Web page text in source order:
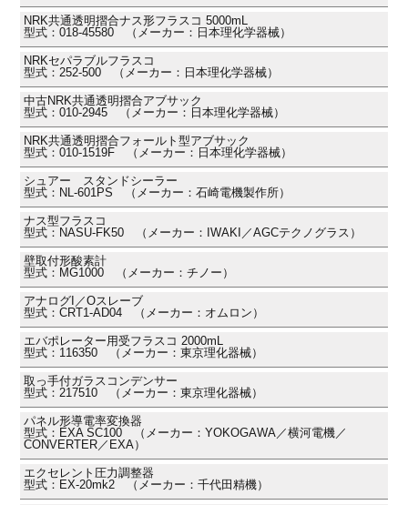
NRK共通透明摺合ナス形フラスコ 5000mL
型式：018-45580 （メーカー：日本理化学器械）
NRKセパラブルフラスコ
型式：252-500 （メーカー：日本理化学器械）
中古NRK共通透明摺合アブサック
型式：010-2945 （メーカー：日本理化学器械）
NRK共通透明摺合フォールト型アブサック
型式：010-1519F （メーカー：日本理化学器械）
シュアー スタンドシーラー
型式：NL-601PS （メーカー：石崎電機製作所）
ナス型フラスコ
型式：NASU-FK50 （メーカー：IWAKI／AGCテクノグラス）
壁取付形酸素計
型式：MG1000 （メーカー：チノー）
アナログI／Oスレーブ
型式：CRT1-AD04 （メーカー：オムロン）
エバポレーター用受フラスコ 2000mL
型式：116350 （メーカー：東京理化器械）
取っ手付ガラスコンデンサー
型式：217510 （メーカー：東京理化器械）
パネル形導電率変換器
型式：EXA SC100 （メーカー：YOKOGAWA／横河電機／
CONVERTER／EXA）
エクセレント圧力調整器
型式：EX-20mk2 （メーカー：千代田精機）